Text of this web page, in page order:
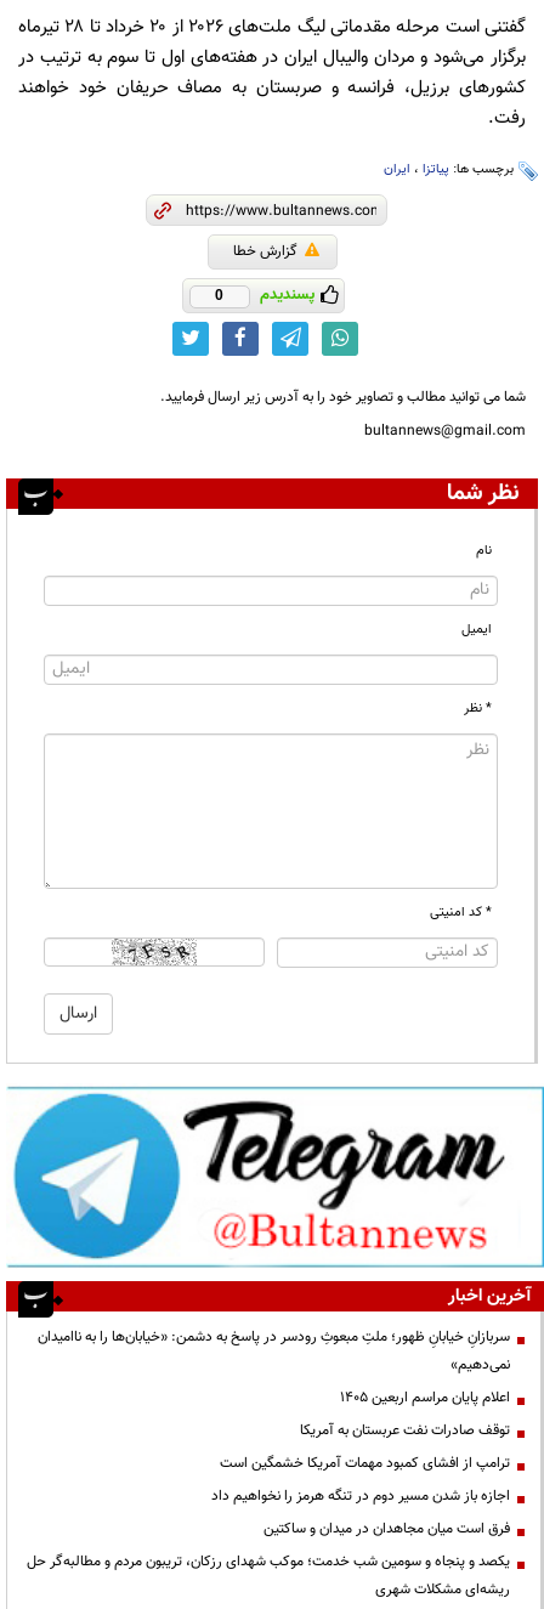
گفتنی است مرحله مقدماتی لیگ ملت‌های ۲۰۲۶ از ۲۰ خرداد تا ۲۸ تیرماه
برگزار می‌شود و مردان والیبال ایران در هفته‌های اول تا سوم به ترتیب در
کشورهای برزیل، فرانسه و صربستان به مصاف حریفان خود خواهند
رفت.
برچسب ها: پیاتزا ، ایران
گزارش خطا
پسندیدم 0
شما می توانید مطالب و تصاویر خود را به آدرس زیر ارسال فرمایید.
bultannews@gmail.com
نظر شما
نام
ایمیل
* نظر
* کد امنیتی
آخرین اخبار
سربازانِ خیابانِ ظهور؛ ملتِ مبعوثِ رودسر در پاسخ به دشمن: «خیابان‌ها را به ناامیدان
نمی‌دهیم»
اعلام پایان مراسم اربعین ۱۴۰۵
توقف صادرات نفت عربستان به آمریکا
ترامپ از افشای کمبود مهمات آمریکا خشمگین است
اجازه باز شدن مسیر دوم در تنگه هرمز را نخواهیم داد
فرق است میان مجاهدان در میدان و ساکتین
یکصد و پنجاه و سومین شب خدمت؛ موکب شهدای رزکان، تریبون مردم و مطالبه‌گر حل
ریشه‌ای مشکلات شهری